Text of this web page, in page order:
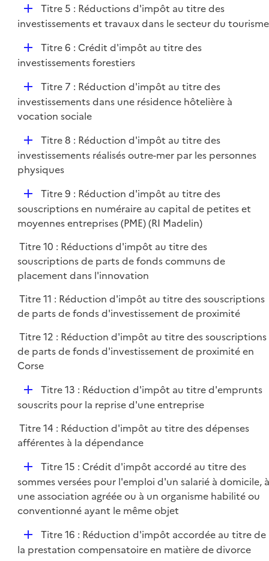
D
é
i
Titre 5 : Réductions d'impôt au titre des
investissements et travaux dans le secteur du tourisme
D
é
i
e
Titre 6 : Crédit d'impôt au titre des
investissements forestiers
D
é
p
e
r
Titre 7 : Réduction d'impôt au titre des
investissements dans une résidence hôtelière à
vocation sociale
D
é
p
e
r
Titre 8 : Réduction d'impôt au titre des
investissements réalisés outre-mer par les personnes
physiques
D
é
p
i
e
r
Titre 9 : Réduction d'impôt au titre des
souscriptions en numéraire au capital de petites et
moyennes entreprises (PME) (RI Madelin)
Titre 10 : Réductions d'impôt au titre des
souscriptions de parts de fonds communs de
placement dans l'innovation
Titre 11 : Réduction d'impôt au titre des souscriptions
de parts de fonds d'investissement de proximité
Titre 12 : Réduction d'impôt au titre des souscriptions
de parts de fonds d'investissement de proximité en
Corse
D
é
l
i
Titre 13 : Réduction d'impôt au titre d'emprunts
souscrits pour la reprise d'une entreprise
Titre 14 : Réduction d'impôt au titre des dépenses
afférentes à la dépendance
D
é
p
l
r
Titre 15 : Crédit d'impôt accordé au titre des
sommes versées pour l'emploi d'un salarié à domicile, à
une association agréée ou à un organisme habilité ou
conventionné ayant le même objet
D
é
Titre 16 : Réduction d'impôt accordée au titre de
la prestation compensatoire en matière de divorce